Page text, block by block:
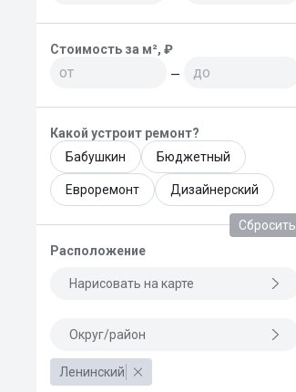
Стоимость за м², ₽
—
Какой устроит ремонт?
Бабушкин
Бюджетный
Евроремонт Дизайнерский
Сбросить
Расположение
Нарисовать на карте
Округ/район
Ленинский